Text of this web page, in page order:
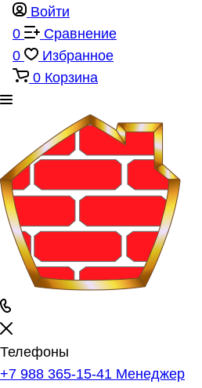
Войти
0
Сравнение
0
Избранное
0 Корзина
Телефоны
+7 988 365-15-41 Менеджер